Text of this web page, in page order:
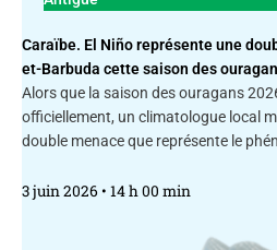
Caraïbe. El Niño représente une
et-Barbuda cette saison des
Alors que la saison des ouragans
officiellement, un climatologue local
double menace que représente le
3 juin 2026 14 h 00 min